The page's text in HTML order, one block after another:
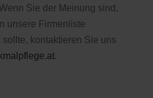
Sie der Meinung sind,
unsere Firmenliste
kontaktieren Sie uns
.